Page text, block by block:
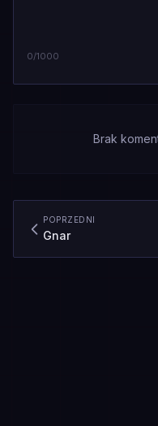
0/1000
Brak
POPRZEDNI
Gnar